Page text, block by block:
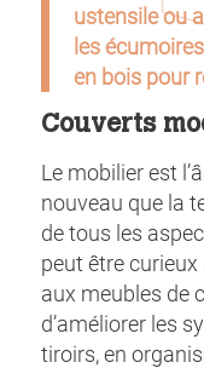
ustensile ou
les
en bois pour
Couverts
Le mobilier est
nouveau que la
de tous les
peut être
aux meubles de
d’améliorer les
tiroirs, en